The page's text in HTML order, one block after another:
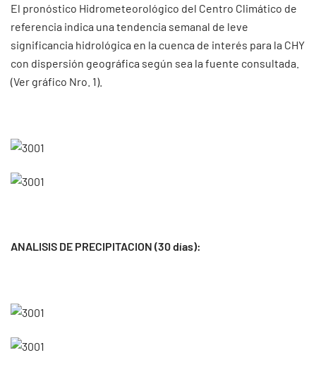
El pronóstico Hidrometeorológico del Centro Climático de
referencia indica una tendencia semanal de leve
significancia hidrológica en la cuenca de interés para la CHY
con dispersión geográfica según sea la fuente consultada.
(Ver gráfico Nro. 1).
ANALISIS DE PRECIPITACION (30 días):